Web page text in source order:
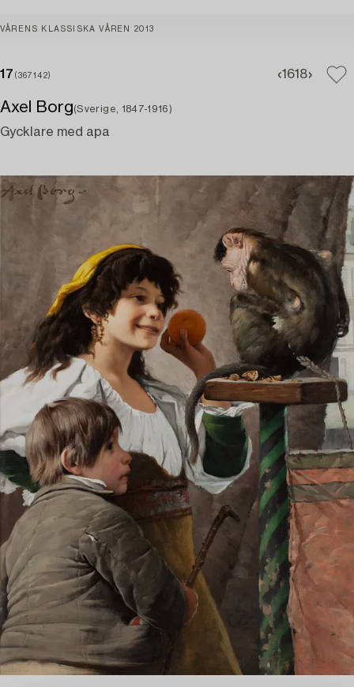
VÅRENS KLASSISKA VÅREN 2013
17 (367142) 1618
Axel Borg(Sverige, 1847-1916)
Gycklare med apa